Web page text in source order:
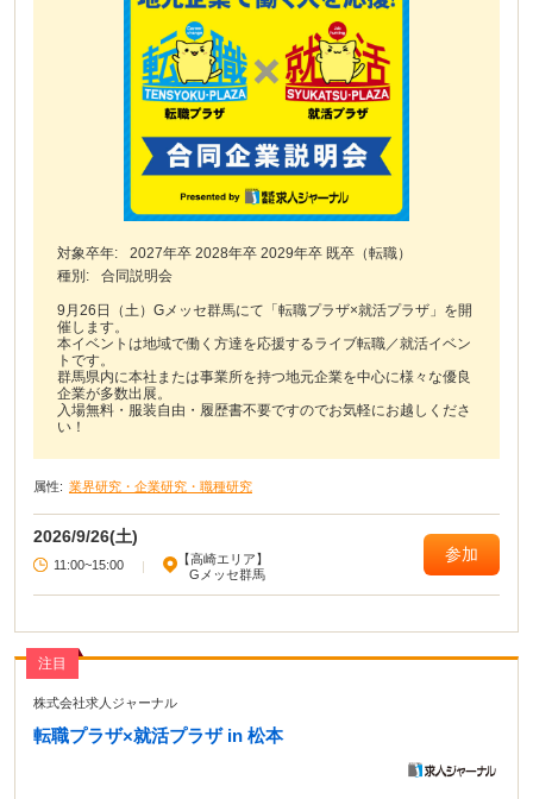
対象卒年:
2027年卒 2028年卒 2029年卒 既卒（転職）
種別:
合同説明会
9月26日（土）Gメッセ群馬にて「転職プラザ×就活プラザ」を開
催します。
本イベントは地域で働く方達を応援するライブ転職／就活イベン
トです。
群馬県内に本社または事業所を持つ地元企業を中心に様々な優良
企業が多数出展。
入場無料・服装自由・履歴書不要ですのでお気軽にお越しくださ
い！
属性: 業界研究・企業研究・職種研究
2026/9/26(土)
11:00~15:00 |
【高崎エリア】
Gメッセ群馬
参加
注目
株式会社求人ジャーナル
転職プラザ×就活プラザ in 松本